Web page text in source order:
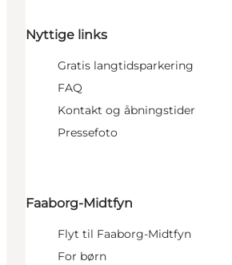
Nyttige links
Gratis langtidsparkering
FAQ
Kontakt og åbningstider
Pressefoto
Faaborg-Midtfyn
Flyt til Faaborg-Midtfyn
For børn